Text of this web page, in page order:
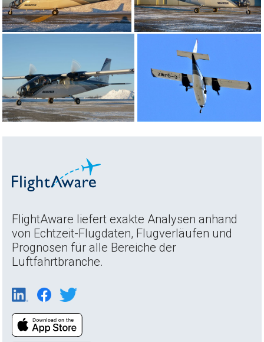
FlightAware liefert exakte Analysen anhand
von Echtzeit-Flugdaten, Flugverläufen und
Prognosen für alle Bereiche der
Luftfahrtbranche.